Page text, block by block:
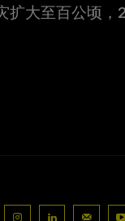
扩大至百公顷，